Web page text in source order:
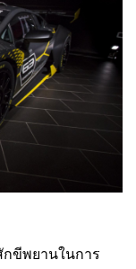
กขีพยานในการ